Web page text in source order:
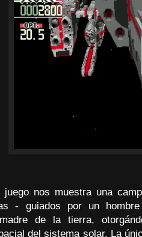
juego nos muestra una
- guiados por un
madre de la tierra,
del sistema solar. La